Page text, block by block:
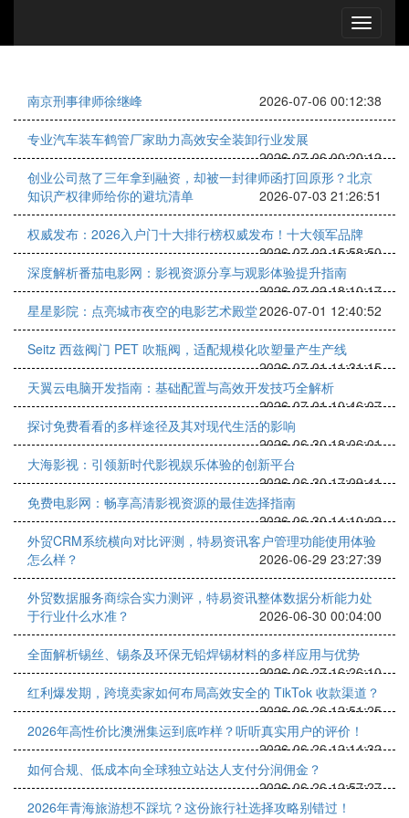
南京刑事律师徐继峰 2026-07-06 00:12:38
专业汽车装车鹤管厂家助力高效安全装卸行业发展
2026-07-06 00:20:12
创业公司熬了三年拿到融资，却被一封律师函打回原形？北京
知识产权律师给你的避坑清单
2026-07-03 21:26:51
权威发布：2026入户门十大排行榜权威发布！十大领军品牌
2026-07-02 15:58:50
深度解析番茄电影网：影视资源分享与观影体验提升指南
2026-07-02 18:10:17
星星影院：点亮城市夜空的电影艺术殿堂2026-07-01 12:40:52
Seitz 西兹阀门 PET 吹瓶阀，适配规模化吹塑量产生产线
2026-07-01 11:31:15
天翼云电脑开发指南：基础配置与高效开发技巧全解析
2026-07-01 10:46:07
探讨免费看看的多样途径及其对现代生活的影响
2026-06-30 18:06:01
大海影视：引领新时代影视娱乐体验的创新平台
2026-06-30 17:09:41
免费电影网：畅享高清影视资源的最佳选择指南
2026-06-30 14:10:02
外贸CRM系统横向对比评测，特易资讯客户管理功能使用体验
怎么样？
2026-06-29 23:27:39
外贸数据服务商综合实力测评，特易资讯整体数据分析能力处
于行业什么水准？
2026-06-30 00:04:00
全面解析锡丝、锡条及环保无铅焊锡材料的多样应用与优势
2026-06-27 16:26:10
红利爆发期，跨境卖家如何布局高效安全的 TikTok 收款渠道？
2026-06-26 12:51:25
2026年高性价比澳洲集运到底咋样？听听真实用户的评价！
2026-06-26 12:14:32
如何合规、低成本向全球独立站达人支付分润佣金？
2026-06-26 12:57:27
2026年青海旅游想不踩坑？这份旅行社选择攻略别错过！